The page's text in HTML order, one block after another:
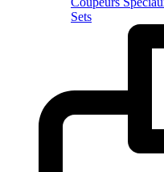
Sets